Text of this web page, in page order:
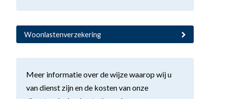
Woonlastenverzekering
Meer informatie over de wijze waarop wij u
van dienst zijn en de kosten van onze